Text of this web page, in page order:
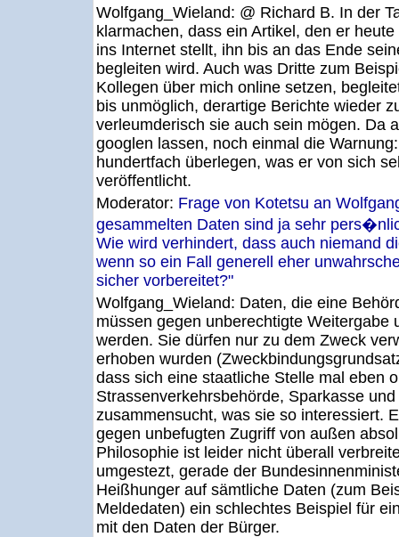
Wolfgang_Wieland: @ Richard B. In der
klarmachen, dass ein Artikel, den er
ins Internet stellt, ihn bis an das Ende
begleiten wird. Auch was Dritte zum
Kollegen über mich online setzen,
bis unmöglich, derartige Berichte wieder
verleumderisch sie auch sein mögen. Da
googlen lassen, noch einmal die
hundertfach überlegen, was er von sich
veröffentlicht.
Moderator: Frage von Kotetsu an
gesammelten Daten sind ja sehr
Wie wird verhindert, dass auch niemand
wenn so ein Fall generell eher
sicher vorbereitet?"
Wolfgang_Wieland: Daten, die eine
müssen gegen unberechtigte Weitergabe
werden. Sie dürfen nur zu dem Zweck
erhoben wurden
dass sich eine staatliche Stelle mal eben
Strassenverkehrsbehörde, Sparkasse
zusammensucht, was sie so interessiert.
gegen unbefugten Zugriff von außen
Philosophie ist leider nicht überall
umgestezt, gerade der
Heißhunger auf sämtliche Daten (zum
Meldedaten) ein schlechtes Beispiel für
mit den Daten der Bürger.